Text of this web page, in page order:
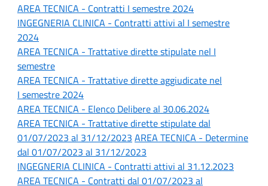
AREA TECNICA - Contratti I semestre 2024
INGEGNERIA CLINICA - Contratti attivi al I semestre
2024
AREA TECNICA - Trattative dirette stipulate nel I
semestre
AREA TECNICA - Trattative dirette aggiudicate nel
I semestre 2024
AREA TECNICA - Elenco Delibere al 30.06.2024
AREA TECNICA - Trattative dirette stipulate dal
01/07/2023 al 31/12/2023 AREA TECNICA - Determine
dal 01/07/2023 al 31/12/2023
INGEGNERIA CLINICA - Contratti attivi al 31.12.2023
AREA TECNICA - Contratti dal 01/07/2023 al